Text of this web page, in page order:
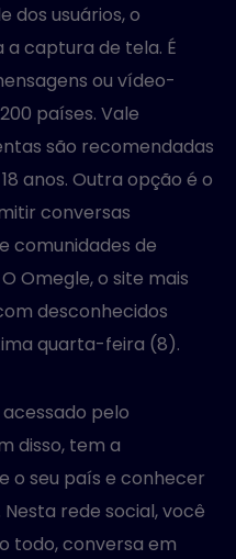
dos usuários, o
captura de tela. É
ou vídeo-
países. Vale
são recomendadas
anos. Outra opção é o
conversas
comunidades de
Omegle, o site mais
desconhecidos
quarta-feira (8).
pelo
disso, tem a
o seu país e conhecer
rede social, você
todo, conversa em